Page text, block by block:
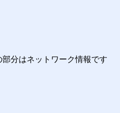
分はネットワーク情報です